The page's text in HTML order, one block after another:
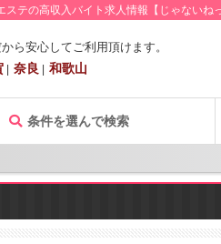
ステの高収入バイト求人情報【じゃないねっ
ら安心してご利用頂けます。
奈良 和歌山
条件を選んで検索